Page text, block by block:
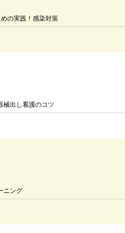
の実践！感染対策
械出し看護のコツ
ニング